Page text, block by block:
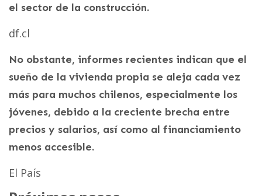
el sector de la construcción.
df.cl
No obstante, informes recientes indican que el
sueño de la vivienda propia se aleja cada vez
más para muchos chilenos, especialmente los
jóvenes, debido a la creciente brecha entre
precios y salarios, así como al financiamiento
menos accesible.
El País